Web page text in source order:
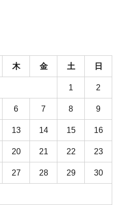
木 金 土 日
1 2
6 7 8 9
13 14 15 16
20 21 22 23
27 28 29 30